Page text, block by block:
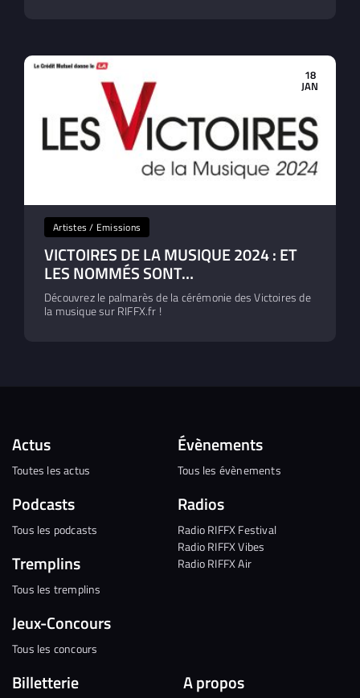
18
JAN
Artistes / Emissions
VICTOIRES DE LA MUSIQUE 2024 : ET
LES NOMMÉS SONT…
Découvrez le palmarès de la cérémonie des Victoires de
la musique sur RIFFX.fr !
Actus
Toutes les actus
Podcasts
Tous les podcasts
Tremplins
Tous les tremplins
Jeux-Concours
Tous les concours
Évènements
Tous les évènements
Radios
Radio RIFFX Festival
Radio RIFFX Vibes
Radio RIFFX Air
Billetterie A propos